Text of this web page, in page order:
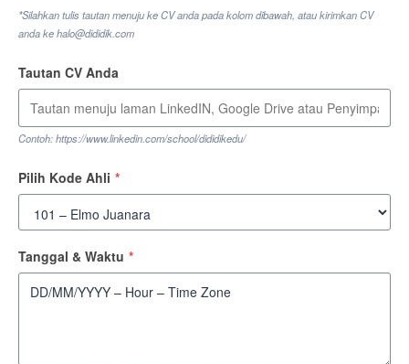
*Silahkan tulis tautan menuju ke CV anda pada kolom dibawah, atau kirimkan CV
anda ke halo@dididik.com
Tautan CV Anda
Contoh: https://www.linkedin.com/school/dididikedu/
Pilih Kode Ahli *
Tanggal & Waktu *